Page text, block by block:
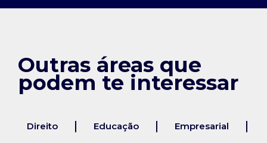
Outras áreas que
podem te interessar
Direito Educação Empresarial